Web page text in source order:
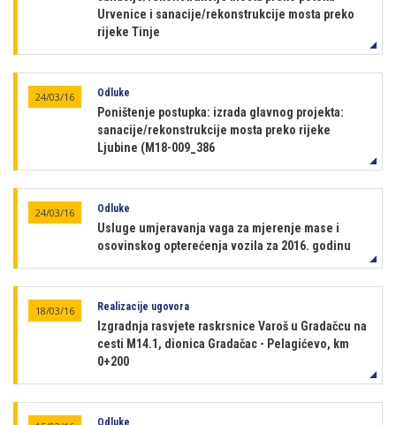
Urvenice i sanacije/rekonstrukcije mosta preko
rijeke Tinje
24/03/16 Odluke
Poništenje postupka: izrada glavnog projekta:
sanacije/rekonstrukcije mosta preko rijeke
Ljubine (M18-009_386
24/03/16 Odluke
Usluge umjeravanja vaga za mjerenje mase i
osovinskog opterećenja vozila za 2016. godinu
18/03/16 Realizacije ugovora
Izgradnja rasvjete raskrsnice Varoš u Gradačcu na
cesti M14.1, dionica Gradačac - Pelagićevo, km
0+200
Odluke